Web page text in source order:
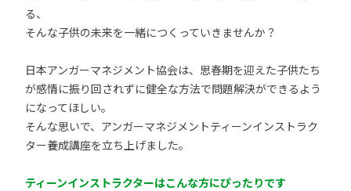
る、
そんな子供の未来を一緒につくっていきませんか？
日本アンガーマネジメント協会は、思春期を迎えた子供たち
が感情に振り回されずに健全な方法で問題解決ができるよう
になってほしい。
そんな思いで、アンガーマネジメントティーンインストラク
ター養成講座を立ち上げました。
ティーンインストラクターはこんな方にぴったりです